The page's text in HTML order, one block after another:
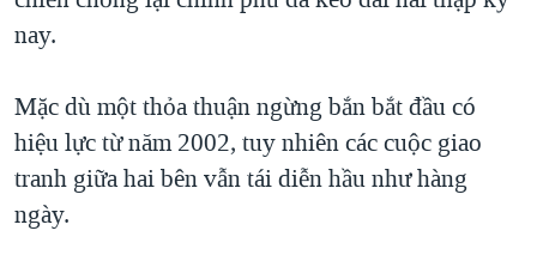
QUAN HỆ VIỆT MỸ
nay.
Mặc dù một thỏa thuận ngừng bắn bắt đầu có
hiệu lực từ năm 2002, tuy nhiên các cuộc giao
tranh giữa hai bên vẫn tái diễn hầu như hàng
ngày.